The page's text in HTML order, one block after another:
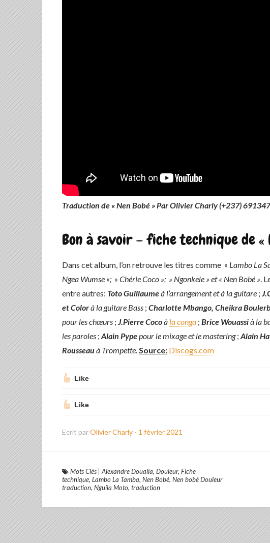
Traduction de « Nen Bobé » Par Olivier Charly (+237)
Bon à savoir – fiche technique de «
Dans cet album, l’on retrouve les titres comme » Lambo La
Ngea Wumse »; » Chérie Coco »; » Ngonkele » et « Nen Bobé ».
entre autres: Toto Guillaumeà l’arrangement et à la guitare ;
et Colorà la guitare Bass ; Charlotte Mbango, Cheikra
pour les chœurs ; J.Pierre Cocoà la conga ; Brice Wouassià la
les paroles ; Alain Pypepour le mixage et le mastering; Alain
Rousseauà Trompette.Source: Discogs.com
Like
Like
Ecrit parOlivier Charly - 1 février 2021
Mots Clés |Alexandre Doualla, Douleur, Fiche
technique, Lambo La Tamba, Nen Bobé, Nen bobé Douleur
traduction, Nguila Moto, traduction